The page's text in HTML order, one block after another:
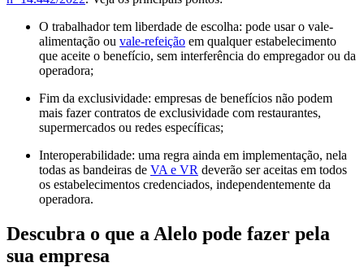
O trabalhador tem liberdade de escolha: pode usar o vale-
alimentação ou vale-refeição em qualquer estabelecimento
que aceite o benefício, sem interferência do empregador ou da
operadora;
Fim da exclusividade: empresas de benefícios não podem
mais fazer contratos de exclusividade com restaurantes,
supermercados ou redes específicas;
Interoperabilidade: uma regra ainda em implementação, nela
todas as bandeiras de VA e VR deverão ser aceitas em todos
os estabelecimentos credenciados, independentemente da
operadora.
Descubra o que a Alelo pode fazer pela
sua empresa